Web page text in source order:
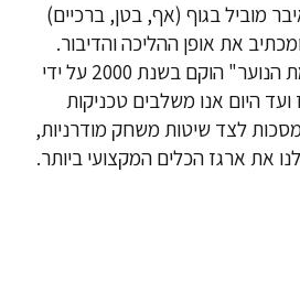
מוביל בגוף (אף, בטן, ברכיים)
את אופן ההליכה והדיבור.
הנוער
" הוקם בשנת 2000 על ידי
היום אנו משלבים טכניקות
לצד שיטות משחק מודרניות,
את ארגז הכלים המקצועי ביותר.